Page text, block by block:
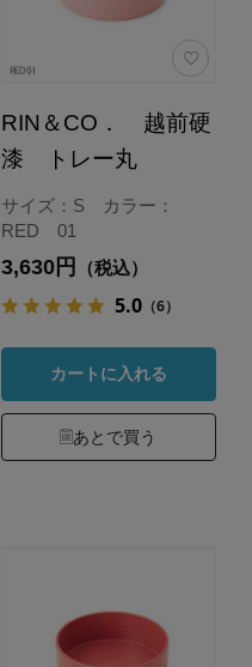
RIN＆CO． 越前硬
漆 トレー丸
サイズ：S カラー：
RED 01
3,630円 （税込）
5.0（6）
カートに入れる
あとで買う